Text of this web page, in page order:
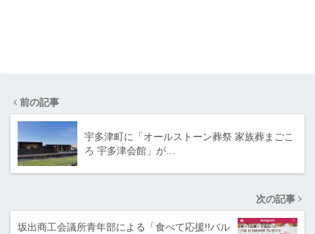
前の記事
宇多津町に「オールストーン葬祭 家族葬まごこ
ろ 宇多津会館」が…
次の記事
坂出商工会議所青年部による「食べて応援!!バル